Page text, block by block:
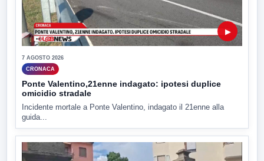
▶
7 AGOSTO 2026
CRONACA
Ponte Valentino,21enne indagato: ipotesi duplice
omicidio stradale
Incidente mortale a Ponte Valentino, indagato il 21enne alla
guida...